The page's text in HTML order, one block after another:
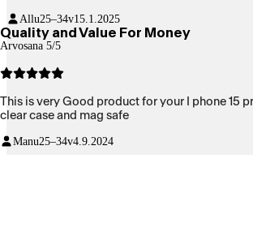
Allu25–34v15.1.2025
Quality and Value For Money
Arvosana 5/5
This is very Good product for your I phone 15
clear case and mag safe
Manu25–34v4.9.2024